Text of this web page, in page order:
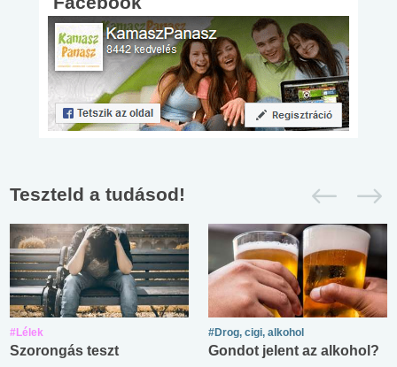
Teszteld a tudásod!
#Lélek
Szorongás teszt
#Drog, cigi, alkohol
Gondot jelent az alkohol?